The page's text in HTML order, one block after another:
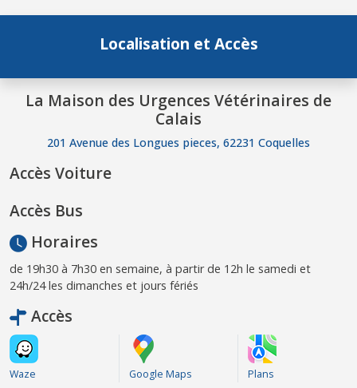
Localisation et Accès
La Maison des Urgences Vétérinaires de
Calais
201 Avenue des Longues pieces, 62231 Coquelles
Accès Voiture
Accès Bus
Horaires
de 19h30 à 7h30 en semaine, à partir de 12h le samedi et
24h/24 les dimanches et jours fériés
Accès
Waze Google Maps Plans